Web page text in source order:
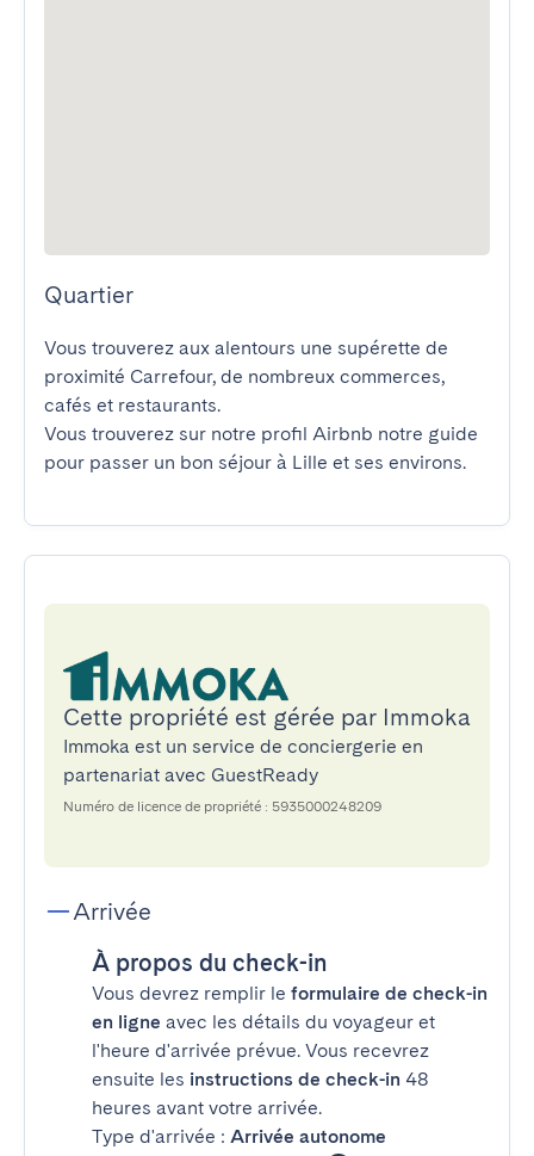
Quartier
Vous trouverez aux alentours une supérette de
proximité Carrefour, de nombreux commerces,
cafés et restaurants.
Vous trouverez sur notre profil Airbnb notre guide
pour passer un bon séjour à Lille et ses environs.
Cette propriété est gérée par Immoka
Immoka est un service de conciergerie en
partenariat avec GuestReady
Numéro de licence de propriété : 5935000248209
Arrivée
À propos du check-in
Vous devrez remplir le formulaire de check-in
en ligne avec les détails du voyageur et
l'heure d'arrivée prévue. Vous recevrez
ensuite les instructions de check-in 48
heures avant votre arrivée.
Type d'arrivée : Arrivée autonome